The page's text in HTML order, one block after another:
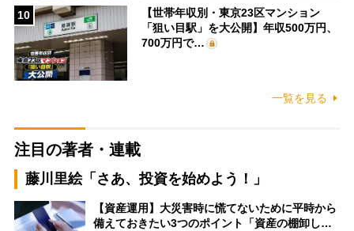
10
【世帯年収別・東京23区マンション
「狙い目駅」を大公開】年収500万円、
700万円で…
一覧を見る
注目の著者・連載
藤川里絵「さあ、投資を始めよう！」
【資産運用】大災害時に慌てないために平時から
備えておきたい3つのポイント「資産の棚卸し…